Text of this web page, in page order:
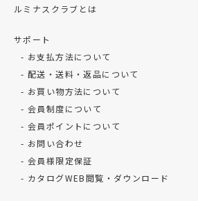
ルミナスクラブとは
サポート
お支払方法について
配送・送料・返品について
お買い物方法について
会員制度について
会員ポイントについて
お問い合わせ
会員様限定保証
カタログWEB閲覧・ダウンロード